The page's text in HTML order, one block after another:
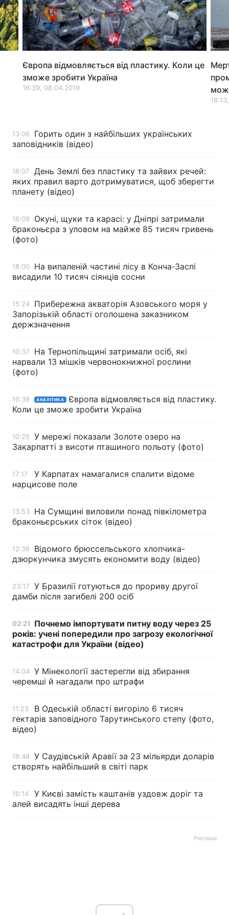
Лонгріди
Відео з Youtube Статті
Інтерв'ю Думки
Архів
Послуги
Тема оформлення
Європа відмовляється від пластику. Коли це
зможе зробити Україна
16:39, 08.04.2019
13:06
Горить один з найбільших українських
заповідників (відео)
18:07
День Землі без пластику та зайвих речей:
яких правил варто дотримуватися, щоб зберегти
планету (відео)
16:09
Окуні, щуки та карасі: у Дніпрі затримали
браконьєра з уловом на майже 85 тисяч гривень
(фото)
18:00
На випаленій частині лісу в Конча-Заспі
висадили 10 тисяч сіянців сосни
15:24
Прибережна акваторія Азовського моря у
Запорізькій області оголошена заказником
держзначення
10:37
На Тернопільщині затримали осіб, які
нарвали 13 мішків червонокнижної рослини
(фото)
16:39 АНАЛІТИКА
Європа відмовляється від пластику.
Коли це зможе зробити Україна
10:25
У мережі показали Золоте озеро на
Закарпатті з висоти пташиного польоту (фото)
17:17
У Карпатах намагалися спалити відоме
нарцисове поле
13:53
На Сумщині виловили понад півкілометра
браконьєрських сіток (відео)
12:38
Відомого брюссельського хлопчика-
дзюркунчика змусять економити воду (відео)
23:17
У Бразилії готуються до прориву другої
дамби після загибелі 200 осіб
02:21
Почнемо імпортувати питну воду через 25
років: учені попередили про загрозу екологічної
катастрофи для України (відео)
14:04 У Мінекології застерегли від збирання
черемші й нагадали про штрафи
11:23
В Одеській області вигоріло 6 тисяч
гектарів заповідного Тарутинського степу (фото,
відео)
18:48
У Саудівській Аравії за 23 мільярди доларів
створять найбільший в світі парк
16:14
У Києві замість каштанів уздовж доріг та
алей висадять інші дерева
Реклама